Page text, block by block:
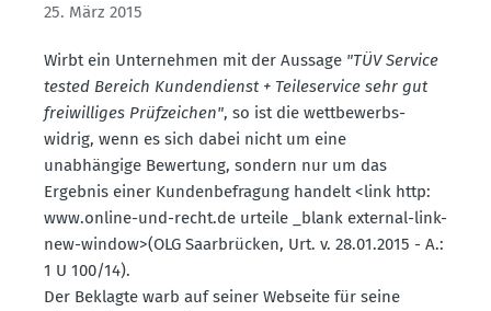
25. März 2015
Wirbt ein Unter­nehmen mit der Aussage "TÜV Service
tested Bereich Kunden­dienst + Teile­service sehr gut
freiwil­liges Prüfzeichen", so ist die wettbe­werbs­
widrig, wenn es sich dabei nicht um eine
unabhängige Bewertung, sondern nur um das
Ergebnis einer Kunden­be­fragung handelt <link http:
www.​online-​und-​recht.​de urteile _blank external-link-
new-window>(OLG Saarbrücken, Urt. v. 28.01.2015 - A.:
1 U 100/14).
Der Beklagte warb auf seiner Webseite für seine